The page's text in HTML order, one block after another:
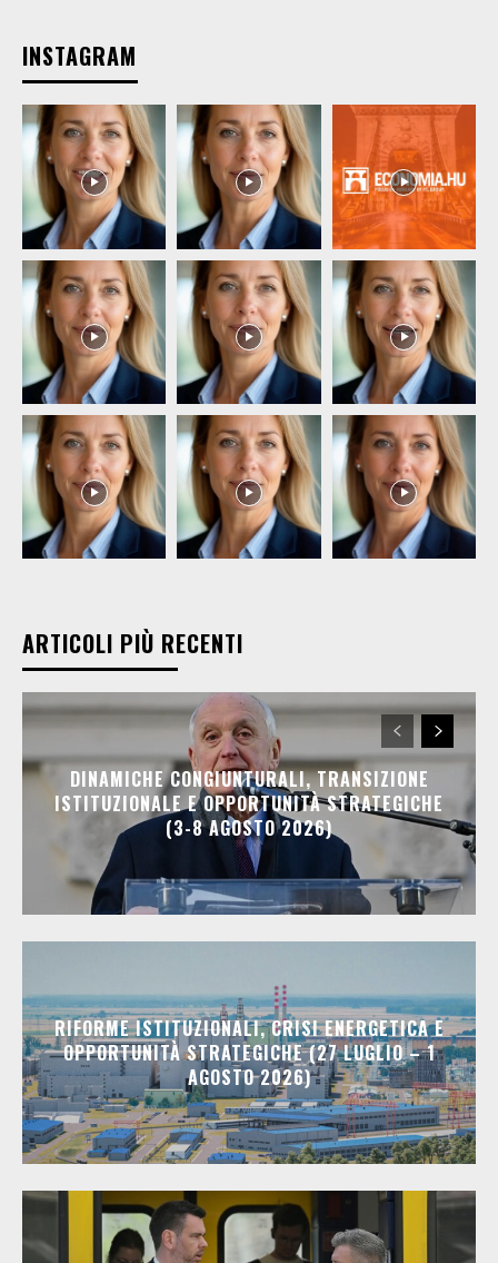
INSTAGRAM
ARTICOLI PIÙ RECENTI
DINAMICHE CONGIUNTURALI, TRANSIZIONE
ISTITUZIONALE E OPPORTUNITÀ STRATEGICHE
(3-8 AGOSTO 2026)
RIFORME ISTITUZIONALI, CRISI ENERGETICA E
OPPORTUNITÀ STRATEGICHE (27 LUGLIO – 1
AGOSTO 2026)